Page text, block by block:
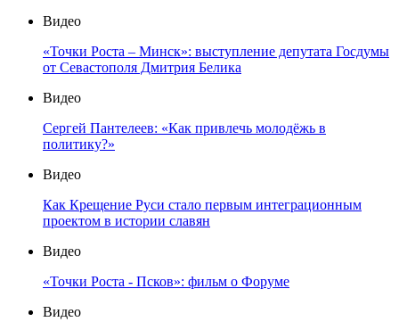
Видео
«Точки Роста – Минск»: выступление депутата Госдумы
от Севастополя Дмитрия Белика
Видео
Сергей Пантелеев: «Как привлечь молодёжь в
политику?»
Видео
Как Крещение Руси стало первым интеграционным
проектом в истории славян
Видео
«Точки Роста - Псков»: фильм о Форуме
Видео